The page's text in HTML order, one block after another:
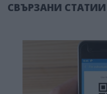
СВЪРЗАНИ СТАТИИ